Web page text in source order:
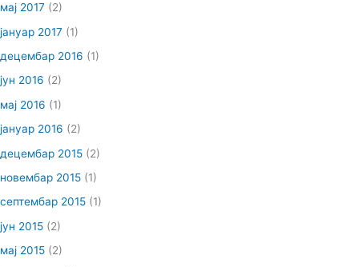
мај 2017 (2)
јануар 2017 (1)
децембар 2016 (1)
јун 2016 (2)
мај 2016 (1)
јануар 2016 (2)
децембар 2015 (2)
новембар 2015 (1)
септембар 2015 (1)
јун 2015 (2)
мај 2015 (2)